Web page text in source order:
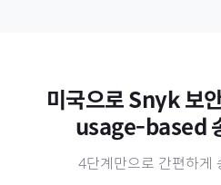
미국으로 Snyk 보
usage-based
4단계만으로 간편하게